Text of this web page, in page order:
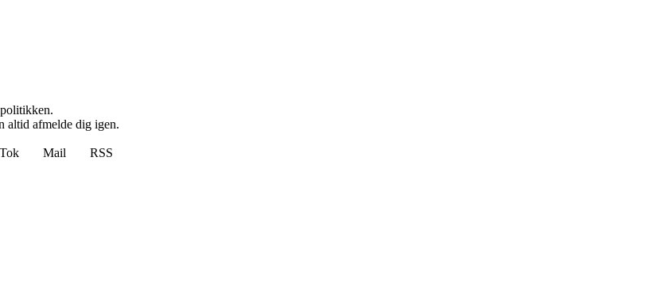
altid afmelde dig igen.
Mail
RSS